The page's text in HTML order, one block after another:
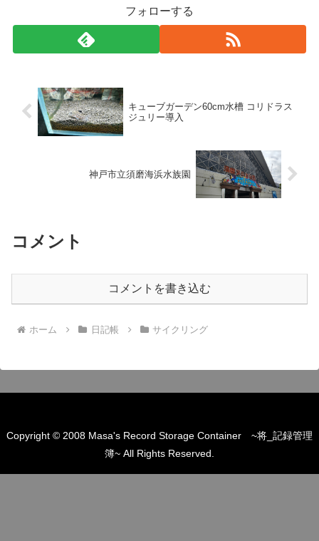
フォローする
キューブガーデン60cm水槽 コリドラス
ジュリー導入
神戸市立須磨海浜水族園
コメント
コメントを書き込む
ホーム 日記帳 サイクリング
Copyright © 2008 Masa's Record Storage Container ~将_記録管理
簿~ All Rights Reserved.